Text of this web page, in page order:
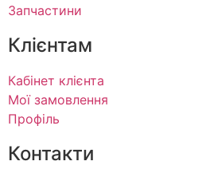
Запчастини
Клієнтам
Кабінет клієнта
Мої замовлення
Профіль
Контакти